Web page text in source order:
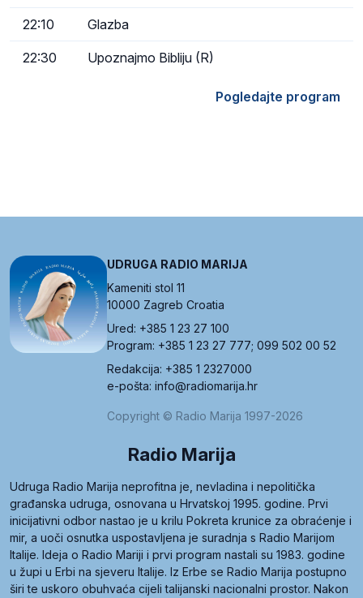
22:10 Glazba
22:30 Upoznajmo Bibliju (R)
Pogledajte program
UDRUGA RADIO MARIJA
Kameniti stol 11
10000 Zagreb Croatia
Ured: +385 1 23 27 100
Program: +385 1 23 27 777; 099 502 00 52
Redakcija: +385 1 2327000
e-pošta: info@radiomarija.hr
Copyright © Radio Marija 1997-2026
Radio Marija
Udruga Radio Marija neprofitna je, nevladina i nepolitička
građanska udruga, osnovana u Hrvatskoj 1995. godine. Prvi
inicijativni odbor nastao je u krilu Pokreta krunice za obraćenje i
mir, a uoči osnutka uspostavljena je suradnja s Radio Marijom
Italije. Ideja o Radio Mariji i prvi program nastali su 1983. godine
u župi u Erbi na sjeveru Italije. Iz Erbe se Radio Marija postupno
širi te uskoro obuhvaća cijeli talijanski nacionalni prostor. Nakon